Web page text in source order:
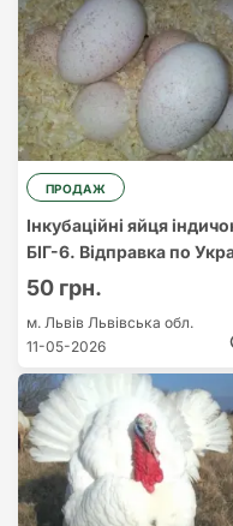
ПРОДАЖ
Інкубаційні яйця
БІГ-6. Відправка по
50 грн.
м. Львів Львівська обл.
11-05-2026